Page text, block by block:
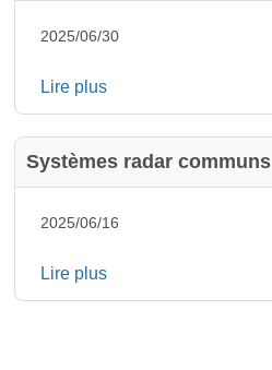
2025/06/30
Lire plus
Systèmes radar communs
2025/06/16
Lire plus